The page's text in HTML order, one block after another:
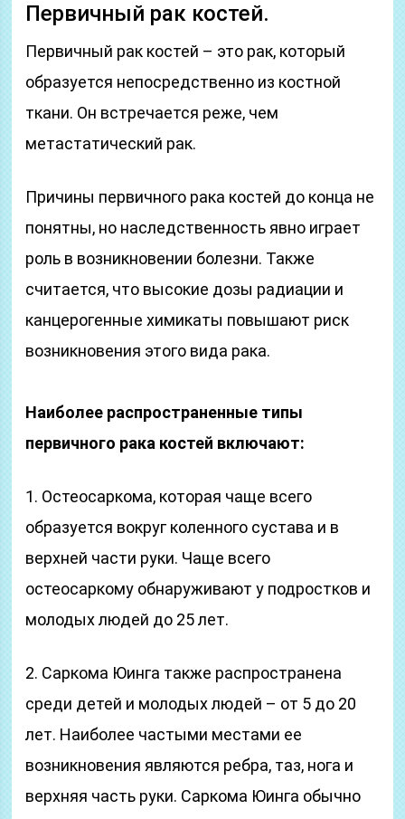
Первичный рак костей.
Первичный рак костей – это рак, который
образуется непосредственно из костной
ткани. Он встречается реже, чем
метастатический рак.
Причины первичного рака костей до конца не
понятны, но наследственность явно играет
роль в возникновении болезни. Также
считается, что высокие дозы радиации и
канцерогенные химикаты повышают риск
возникновения этого вида рака.
Наиболее распространенные типы
первичного рака костей включают:
1. Остеосаркома, которая чаще всего
образуется вокруг коленного сустава и в
верхней части руки. Чаще всего
остеосаркому обнаруживают у подростков и
молодых людей до 25 лет.
2. Саркома Юинга также распространена
среди детей и молодых людей – от 5 до 20
лет. Наиболее частыми местами ее
возникновения являются ребра, таз, нога и
верхняя часть руки. Саркома Юинга обычно